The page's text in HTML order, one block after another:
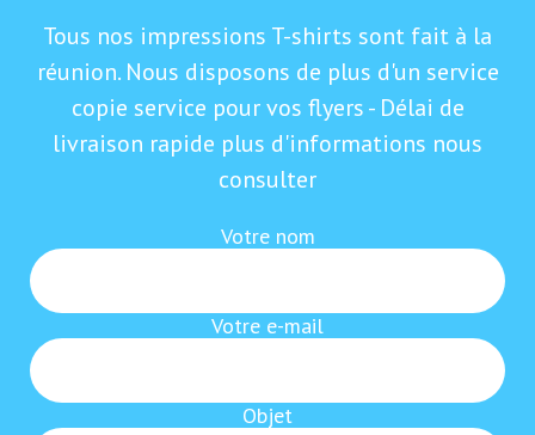
Tous nos impressions T-shirts sont fait à la
réunion. Nous disposons de plus d'un service
copie service pour vos flyers - Délai de
livraison rapide plus d'informations nous
consulter
Votre nom
Votre e-mail
Objet